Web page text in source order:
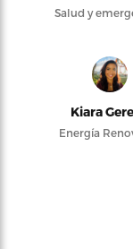
Salud y
Kiara
Energía